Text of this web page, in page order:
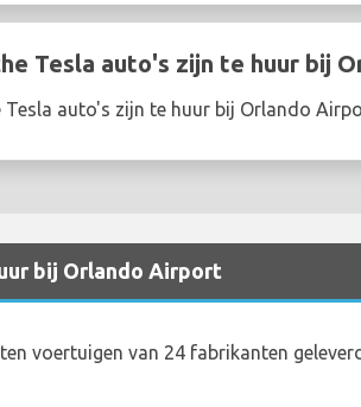
Tesla auto's zijn te huur bij
auto's zijn te huur bij Orlando
bij Orlando Airport
voertuigen van 24 fabrikanten